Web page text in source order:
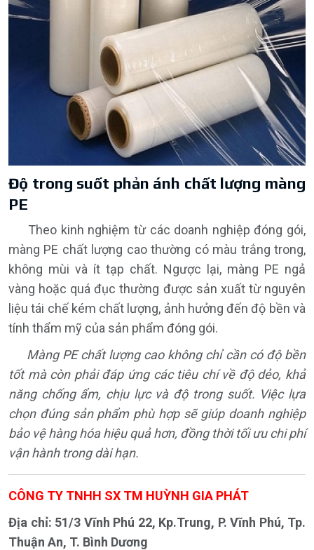
Độ trong suốt phản ánh chất lượng màng
PE
Theo kinh nghiệm từ các doanh nghiệp đóng gói,
màng PE chất lượng cao thường có màu trắng trong,
không mùi và ít tạp chất. Ngược lại, màng PE ngả
vàng hoặc quá đục thường được sản xuất từ nguyên
liệu tái chế kém chất lượng, ảnh hưởng đến độ bền và
tính thẩm mỹ của sản phẩm đóng gói.
Màng PE chất lượng cao không chỉ cần có độ bền
tốt mà còn phải đáp ứng các tiêu chí về độ dẻo, khả
năng chống ẩm, chịu lực và độ trong suốt. Việc lựa
chọn đúng sản phẩm phù hợp sẽ giúp doanh nghiệp
bảo vệ hàng hóa hiệu quả hơn, đồng thời tối ưu chi phí
vận hành trong dài hạn.
CÔNG TY TNHH SX TM HUỲNH GIA PHÁT
Địa chỉ: 51/3 Vĩnh Phú 22, Kp.Trung, P. Vĩnh Phú, Tp.
Thuận An, T. Bình Dương